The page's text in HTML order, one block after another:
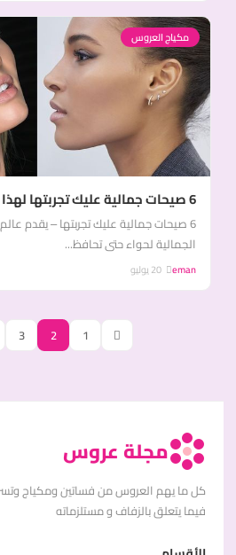
مكياج العروس
6 صيحات جمالية عليك تجربتها لهذا الصيف 2022
6 صيحات جمالية عليك تجربتها – يقدم
الجمالية لحواء حتى تحافظ...
eman
1
2
3
مجلة عروس
كل ما يهم العروس من فساتين ومكياج
فيما يتعلق بالزفاف و مستلزماته